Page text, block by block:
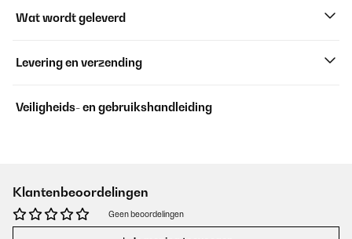
Wat wordt geleverd
Levering en verzending
Veiligheids- en gebruikshandleiding
Klantenbeoordelingen
Geen beoordelingen